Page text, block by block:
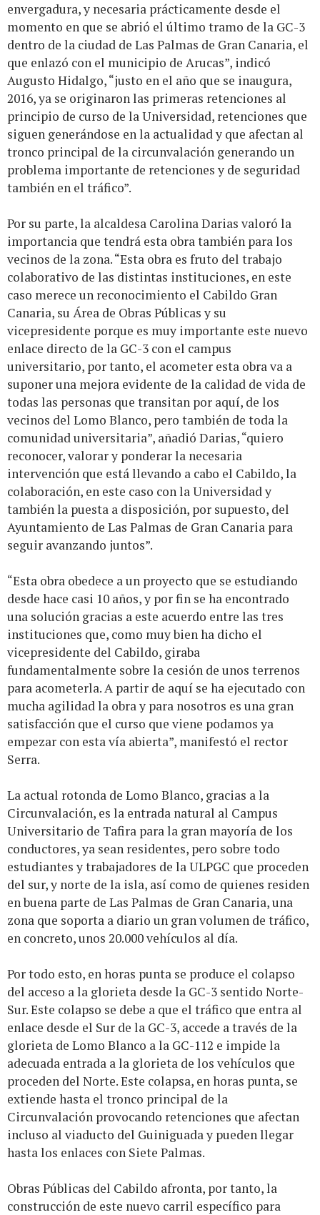
envergadura, y necesaria prácticamente desde el
momento en que se abrió el último tramo de la GC-3
dentro de la ciudad de Las Palmas de Gran Canaria, el
que enlazó con el municipio de Arucas”, indicó
Augusto Hidalgo, “justo en el año que se inaugura,
2016, ya se originaron las primeras retenciones al
principio de curso de la Universidad, retenciones que
siguen generándose en la actualidad y que afectan al
tronco principal de la circunvalación generando un
problema importante de retenciones y de seguridad
también en el tráfico”.
Por su parte, la alcaldesa Carolina Darias valoró la
importancia que tendrá esta obra también para los
vecinos de la zona. “Esta obra es fruto del trabajo
colaborativo de las distintas instituciones, en este
caso merece un reconocimiento el Cabildo Gran
Canaria, su Área de Obras Públicas y su
vicepresidente porque es muy importante este nuevo
enlace directo de la GC-3 con el campus
universitario, por tanto, el acometer esta obra va a
suponer una mejora evidente de la calidad de vida de
todas las personas que transitan por aquí, de los
vecinos del Lomo Blanco, pero también de toda la
comunidad universitaria”, añadió Darias, “quiero
reconocer, valorar y ponderar la necesaria
intervención que está llevando a cabo el Cabildo, la
colaboración, en este caso con la Universidad y
también la puesta a disposición, por supuesto, del
Ayuntamiento de Las Palmas de Gran Canaria para
seguir avanzando juntos”.
“Esta obra obedece a un proyecto que se estudiando
desde hace casi 10 años, y por fin se ha encontrado
una solución gracias a este acuerdo entre las tres
instituciones que, como muy bien ha dicho el
vicepresidente del Cabildo, giraba
fundamentalmente sobre la cesión de unos terrenos
para acometerla. A partir de aquí se ha ejecutado con
mucha agilidad la obra y para nosotros es una gran
satisfacción que el curso que viene podamos ya
empezar con esta vía abierta”, manifestó el rector
Serra.
La actual rotonda de Lomo Blanco, gracias a la
Circunvalación, es la entrada natural al Campus
Universitario de Tafira para la gran mayoría de los
conductores, ya sean residentes, pero sobre todo
estudiantes y trabajadores de la ULPGC que proceden
del sur, y norte de la isla, así como de quienes residen
en buena parte de Las Palmas de Gran Canaria, una
zona que soporta a diario un gran volumen de tráfico,
en concreto, unos 20.000 vehículos al día.
Por todo esto, en horas punta se produce el colapso
del acceso a la glorieta desde la GC-3 sentido Norte-
Sur. Este colapso se debe a que el tráfico que entra al
enlace desde el Sur de la GC-3, accede a través de la
glorieta de Lomo Blanco a la GC-112 e impide la
adecuada entrada a la glorieta de los vehículos que
proceden del Norte. Este colapsa, en horas punta, se
extiende hasta el tronco principal de la
Circunvalación provocando retenciones que afectan
incluso al viaducto del Guiniguada y pueden llegar
hasta los enlaces con Siete Palmas.
Obras Públicas del Cabildo afronta, por tanto, la
construcción de este nuevo carril específico para